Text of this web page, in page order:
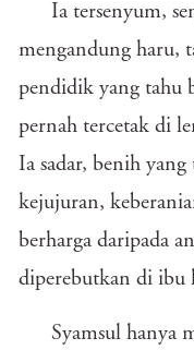
Ia tersenyum,
mengandung haru,
pendidik yang tahu
pernah tercetak di
Ia sadar, benih
kejujuran,
berharga daripada
diperebutkan di ibu
Syamsul hanya